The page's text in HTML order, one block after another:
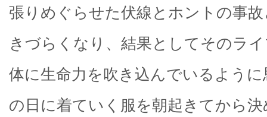
張りめぐらせた伏線とホントの事
きづらくなり、結果としてそのラ
体に生命力を吹き込んでいるよう
の日に着ていく服を朝起きてから